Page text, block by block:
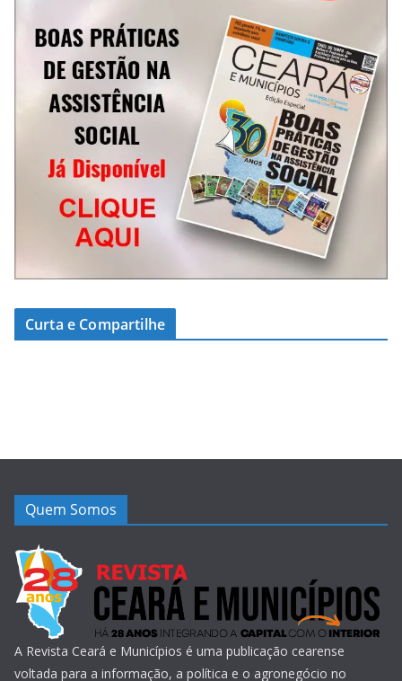
Curta e Compartilhe
Quem Somos
A Revista Ceará e Municípios é uma publicação cearense
voltada para a informação, a política e o agronegócio no